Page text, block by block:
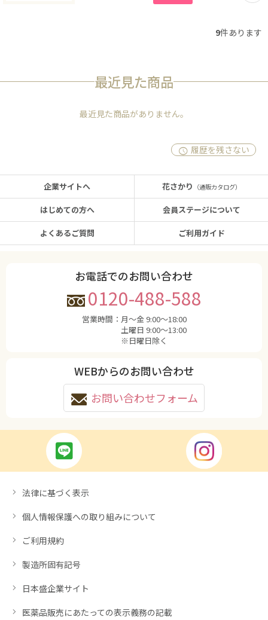
9件あります
最近見た商品
最近見た商品がありません。
履歴を残さない
企業サイトへ
はじめての方へ
よくあるご質問
花さかり （通販カタログ）
会員ステージについて
ご利用ガイド
お電話でのお問い合わせ
0120-488-588
営業時間： 月〜金 9:00〜18:00
土曜日 9:00〜13:00
※日曜日除く
WEBからのお問い合わせ
お問い合わせフォーム
法律に基づく表示
個人情報保護への取り組みについて
ご利用規約
製造所固有記号
日本盛企業サイト
医薬品販売にあたっての表示義務の記載